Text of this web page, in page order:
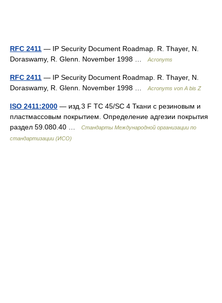
RFC 2411 — IP Security Document Roadmap. R. Thayer, N.
Doraswamy, R. Glenn. November 1998 …
Acronyms
RFC 2411 — IP Security Document Roadmap. R. Thayer, N.
Doraswamy, R. Glenn. November 1998 …
Acronyms von A bis Z
ISO 2411:2000 — изд.3 F TC 45/SC 4 Ткани с резиновым и
пластмассовым покрытием. Определение адгезии покрытия
раздел 59.080.40 …
Стандарты Международной организации по
стандартизации (ИСО)